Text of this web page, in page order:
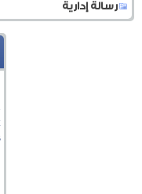
رسالة إدارية